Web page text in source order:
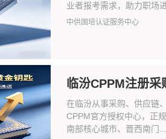
业者报考需求，助力职场进
中供国培认证服务中心
临汾CPPM注册
在临汾从事采购、供应链
CPPM官方授权中心，正
南部核心城市、晋西南门...